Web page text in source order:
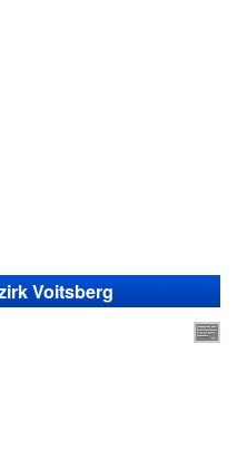
Voitsberg